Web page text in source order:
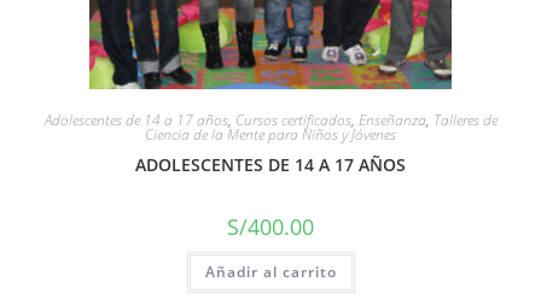
Adolescentes de 14 a 17 años, Cursos certificados, Enseñanza, Talleres de
Ciencia de la Mente para Niños y Jóvenes
ADOLESCENTES DE 14 A 17 AÑOS
S/400.00
Añadir al carrito